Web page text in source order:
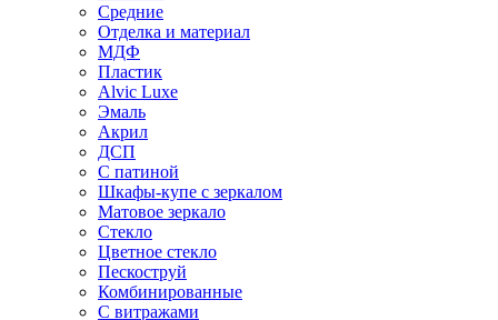
Средние
Отделка и материал
МДФ
Пластик
Alvic Luxe
Эмаль
Акрил
ДСП
С патиной
Шкафы-купе с зеркалом
Матовое зеркало
Стекло
Цветное стекло
Пескоструй
Комбинированные
С витражами